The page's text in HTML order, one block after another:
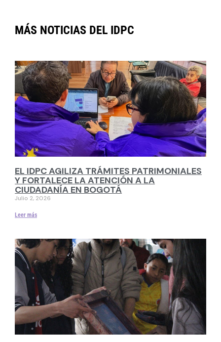
MÁS NOTICIAS DEL IDPC
EL IDPC AGILIZA TRÁMITES PATRIMONIALES
Y FORTALECE LA ATENCIÓN A LA
CIUDADANÍA EN BOGOTÁ
Julio 2, 2026
Leer más